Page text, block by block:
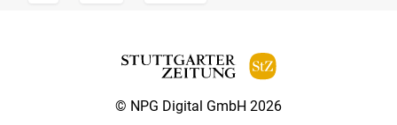
© NPG Digital GmbH 2026